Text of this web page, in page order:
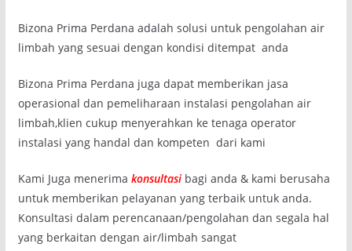
Bizona Prima Perdana adalah solusi untuk pengolahan air
limbah yang sesuai dengan kondisi ditempat anda
Bizona Prima Perdana juga dapat memberikan jasa
operasional dan pemeliharaan instalasi pengolahan air
limbah,klien cukup menyerahkan ke tenaga operator
instalasi yang handal dan kompeten dari kami
Kami Juga menerima konsultasibagi anda & kami berusaha
untuk memberikan pelayanan yang terbaik untuk anda.
Konsultasi dalam perencanaan/pengolahan dan segala hal
yang berkaitan dengan air/limbah sangat